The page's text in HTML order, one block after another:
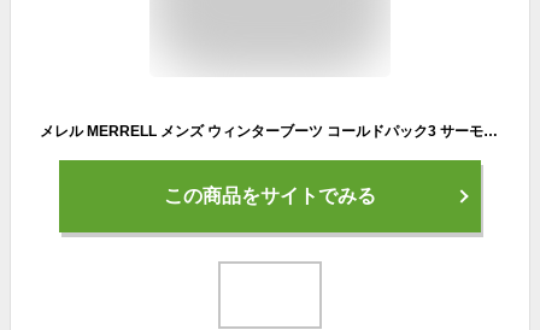
メレル MERRELL メンズ ウィンターブーツ コールドパック3 サーモ トール ジップ ウォータープルーフ [J037199 FW23] M COLDPACK 3 THERMO TALL ZIP WATERPROOF 防寒靴 全天候型 スノーブーツ 防水・防滑シューズ スリッポン スニーカー BLACK 黒 ブラック系 正規取扱店
この商品をサイトでみる